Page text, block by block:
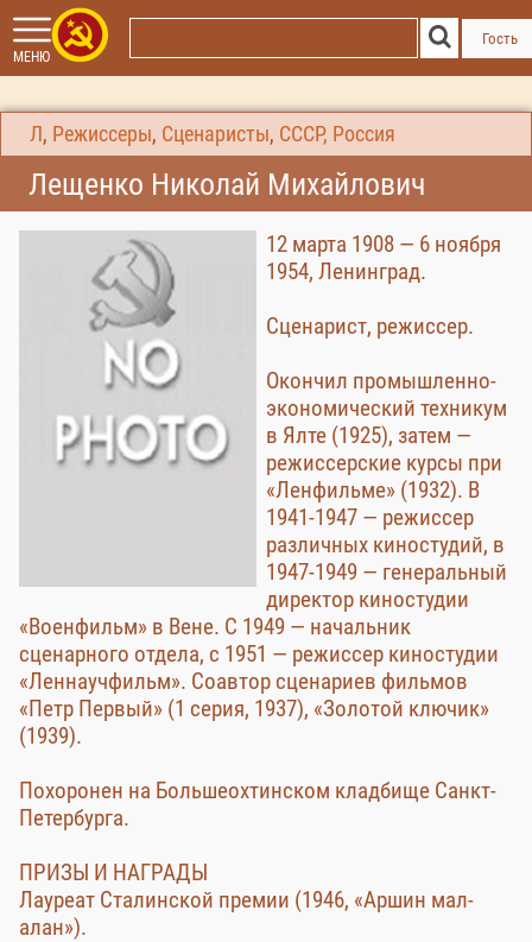
МЕНЮ
Гость
Л , Режиссеры, Сценаристы, СССР, Россия
Лещенко Николай Михайлович
12 марта 1908 — 6 ноября
1954, Ленинград.
Сценарист, режиссер.
Окончил промышленно-
экономический техникум
в Ялте (1925), затем —
режиссерские курсы при
«Ленфильме» (1932). В
1941-1947 — режиссер
различных киностудий, в
1947-1949 — генеральный
директор киностудии
«Военфильм» в Вене. С 1949 — начальник
сценарного отдела, с 1951 — режиссер киностудии
«Леннаучфильм». Соавтор сценариев фильмов
«Петр Первый» (1 серия, 1937), «Золотой ключик»
(1939).
Похоронен на Большеохтинском кладбище Санкт-
Петербурга.
ПРИЗЫ И НАГРАДЫ
Лауреат Сталинской премии (1946, «Аршин мал-
алан»).